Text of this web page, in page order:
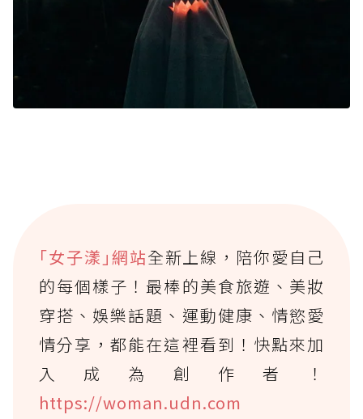
｢女子漾｣網站全新上線，陪你愛自己
的每個樣子！最棒的美食旅遊、美妝
穿搭、娛樂話題、運動健康、情慾愛
情分享，都能在這裡看到！快點來加
入成為創作者！
https://woman.udn.com